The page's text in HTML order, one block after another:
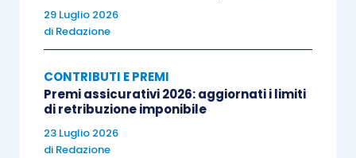
29 Luglio 2026
di Redazione
CONTRIBUTI E PREMI
Premi assicurativi 2026: aggiornati i limiti
di retribuzione imponibile
23 Luglio 2026
di Redazione